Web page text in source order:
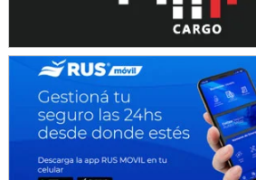
Ciudad de Trenque Lauquen (Asfalto)
Trenque Lauquen (Buenos Aires)
ENTRERRIANO - F6 (POSTERGADA)
Parque de la Velocidad (Asfalto)
Villaguay (Entre Ríos)
VICTORIENSE - F7